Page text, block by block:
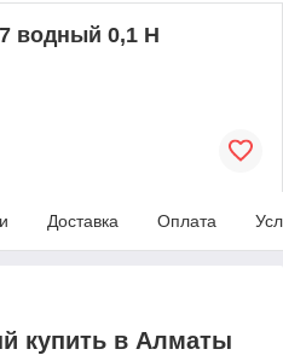
водный 0,1 Н
Доставка Оплата
купить в Алматы